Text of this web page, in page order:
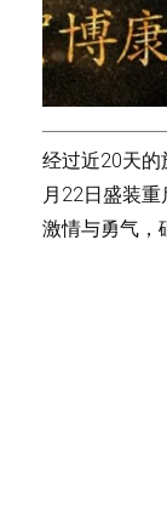
经过近20天的
月22日盛装
激情与勇气，